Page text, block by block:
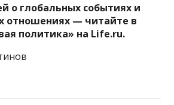
о глобальных событиях и
отношениях — читайте в
политика» на Life.ru.